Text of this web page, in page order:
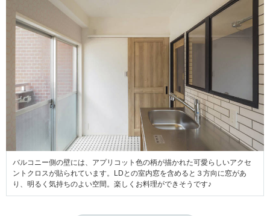
バルコニー側の壁には、アプリコット色の柄が描かれた可愛らしいアクセ
ントクロスが貼られています。LDとの室内窓を含めると３方向に窓があ
り、明るく気持ちのよい空間。楽しくお料理ができそうです♪